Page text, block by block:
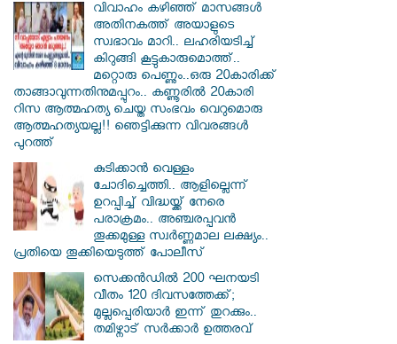
വിവാഹം കഴിഞ്ഞ് മാസങ്ങൾ
അതിനകത്ത് അയാളുടെ
സ്വഭാവം മാറി.. ലഹരിയടിച്ച്
കിറുങ്ങി കൂട്ടുകാരുമൊത്ത്..
മറ്റൊരു പെണ്ണും..ഒരു 20കാരിക്ക്
താങ്ങാവുന്നതിനുമപ്പുറം.. കണ്ണൂരിൽ 20കാരി
റിസ ആത്മഹത്യ ചെയ്ത സംഭവം വെറുമൊരു
ആത്മഹത്യയല്ല!! ഞെട്ടിക്കുന്ന വിവരങ്ങൾ
പുറത്ത്
കുടിക്കാൻ വെള്ളം
ചോദിച്ചെത്തി.. ആളില്ലെന്ന്
ഉറപ്പിച്ച് വിദ്ധയ്ക്ക് നേരെ
പരാക്രമം.. അഞ്ചരപ്പവൻ
തൂക്കമുള്ള സ്വർണ്ണമാല ലക്ഷ്യം..
പ്രതിയെ തൂക്കിയെടുത്ത് പോലീസ്
സെക്കൻഡിൽ 200 ഘനയടി
വീതം 120 ദിവസത്തേക്ക്;
മുല്ലപ്പെരിയാർ ഇന്ന് തുറക്കും..
തമിഴ്നാട് സർക്കാർ ഉത്തരവ്